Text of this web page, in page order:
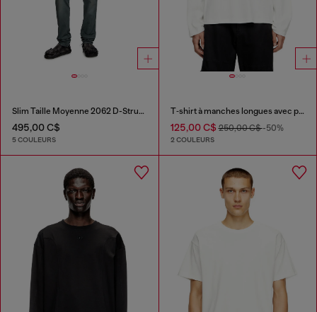
Slim Taille Moyenne 2062 D-Strukt Joggjeans®
495,00 C$
5 COULEURS
T‑shirt à manches longues avec panneaux uni
125,00 C$250,00 C$-50%
2 COULEURS